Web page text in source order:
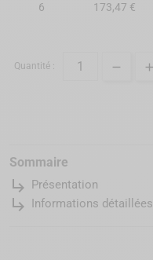
6 173,47 €
Quantité :
Sommaire
subdirectory_arrow_right Présentation
subdirectory_arrow_right Informations détaillées